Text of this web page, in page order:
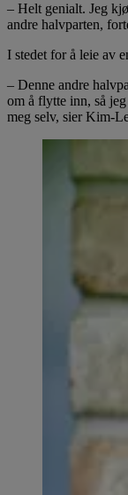
– Helt genialt. Jeg
andre halvparten,
I stedet for å leie av
– Denne andre
om å flytte inn, så
meg selv, sier Kim-